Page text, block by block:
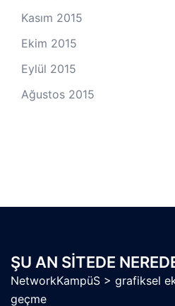
Kasım 2015
Ekim 2015
Eylül 2015
Ağustos 2015
ŞU AN SITEDE
NetworkKampüS > grafiksel
geçme